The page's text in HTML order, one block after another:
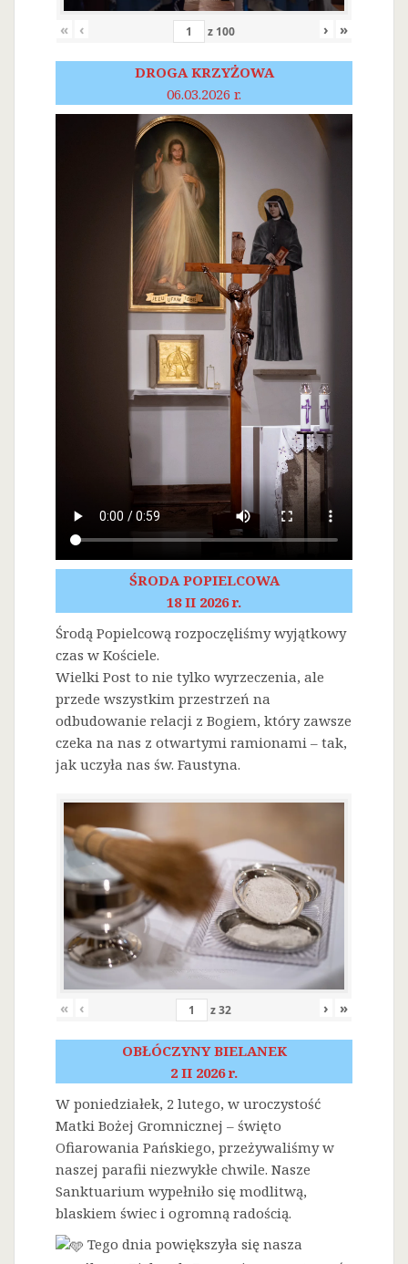
« ‹ z 100 › »
DROGA KRZYŻOWA
06.03.2026 r.
ŚRODA POPIELCOWA
18 II 2026 r.
Środą Popielcową rozpoczęliśmy wyjątkowy
czas w Kościele.
Wielki Post to nie tylko wyrzeczenia, ale
przede wszystkim przestrzeń na
odbudowanie relacji z Bogiem, który zawsze
czeka na nas z otwartymi ramionami – tak,
jak uczyła nas św. Faustyna.
« ‹ z32 › »
OBŁÓCZYNY BIELANEK
2 II 2026 r.
W poniedziałek, 2 lutego, w uroczystość
Matki Bożej Gromnicznej – święto
Ofiarowania Pańskiego, przeżywaliśmy w
naszej parafii niezwykłe chwile. Nasze
Sanktuarium wypełniło się modlitwą,
blaskiem świec i ogromną radością.
Tego dnia powiększyła się nasza